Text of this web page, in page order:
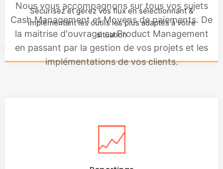
Sécurisez et gérez vos flux en sélectionnant &
implémentant les outils les plus adaptés à votre
situation
Nous vous accompagnons sur tous vos sujets
Cash Management et Moyens de paiements. De
la maitrise d'ouvrage au Product Management
en passant par la gestion de vos projets et les
implémentations de vos clients.